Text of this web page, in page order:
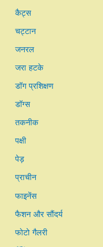
कैट्स
चट्टान
जनरल
जरा हटके
डॉग प्रशिक्षण
डॉग्स
तकनीक
पक्षी
पेड़
प्राचीन
फाइनेंस
फैशन और सौंदर्य
फोटो गैलरी